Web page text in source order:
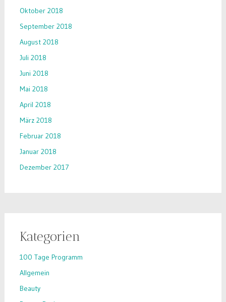
Oktober 2018
September 2018
August 2018
Juli 2018
Juni 2018
Mai 2018
April 2018
März 2018
Februar 2018
Januar 2018
Dezember 2017
Kategorien
100 Tage Programm
Allgemein
Beauty